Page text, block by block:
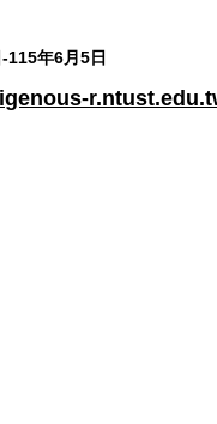
115年6月5日